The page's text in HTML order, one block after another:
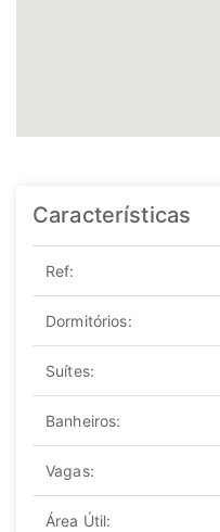
Características
Ref:
Dormitórios:
Suítes:
Banheiros:
Vagas:
Área Útil: